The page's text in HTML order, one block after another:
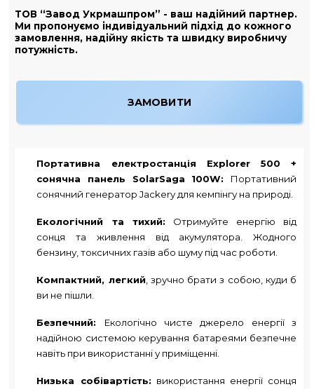
ТОВ “Завод Укрмашпром” - ваш надійний партнер.
Ми пропонуємо індивідуальний підхід до кожного
замовлення, надійну якість та швидку виробничу
потужність.
ЗАМОВИТИ
Портативна електростанція Explorer 500 +
сонячна панель SolarSaga 100W: Портативний
сонячний генератор Jackery для кемпінгу на природі.
Екологічний та тихий: Отримуйте енергію від
сонця та живлення від акумулятора. Жодного
бензину, токсичних газів або шуму під час роботи.
Компактний, легкий, зручно брати з собою, куди б
ви не пішли.
Безпечний: Екологічно чисте джерело енергії з
надійною системою керування батареями безпечне
навіть при використанні у приміщенні.
Низька собівартість: використання енергії сонця